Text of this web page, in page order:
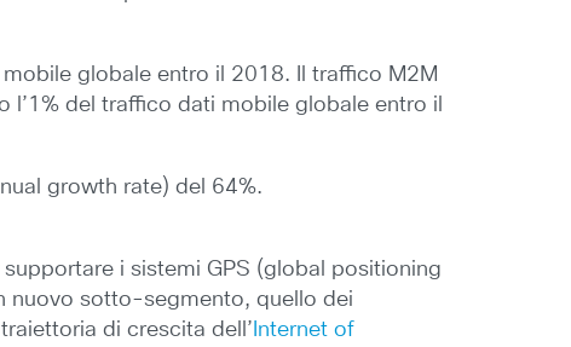
globale entro il 2018. Il traffico M2M
del traffico dati mobile globale entro il
growth rate) del 64%.
i sistemi GPS (global positioning
nuovo sotto-segmento, quello dei
di crescita dell’ Internet of